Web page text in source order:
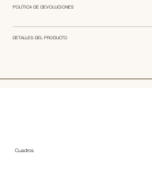
POLÍTICA DE DEVOLUCIONES
DETALLES DEL PRODUCTO
Cuadros